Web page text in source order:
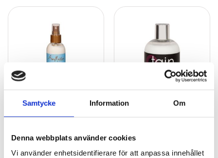
Samtycke Information Om
Denna webbplats använder cookies
Vi använder enhetsidentifierare för att anpassa innehållet
Shea Moisture Manuka
Honey & Yogurt Multi-
Action Leave-In
TGIN Leave-In
Conditioner